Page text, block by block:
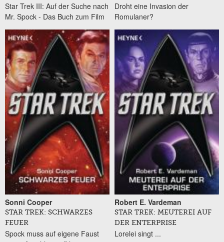
Star Trek III: Auf der Suche nach
Mr. Spock - Das Buch zum Film
Droht eine Invasion der
Romulaner?
Sonni Cooper
STAR TREK: SCHWARZES
FEUER
Spock muss auf eigene Faust
Robert E. Vardeman
STAR TREK: MEUTEREI AUF
DER ENTERPRISE
Lorelei singt ...